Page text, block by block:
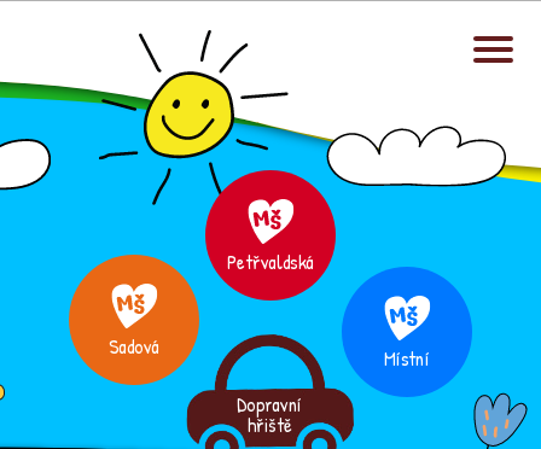
Petřvaldská
Sadová
Místní
Dopravní
hřiště